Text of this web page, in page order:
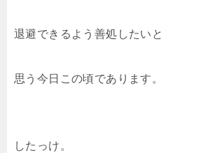
退避できるよう善処したいと
思う今日この頃であります。
したっけ。